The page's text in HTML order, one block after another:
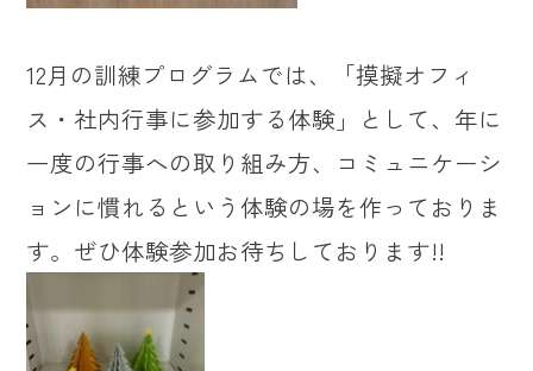
12月の訓練プログラムでは、「摸擬オフィ
ス・社内行事に参加する体験」として、年に
一度の行事への取り組み方、コミュニケーシ
ョンに慣れるという体験の場を作っておりま
す。ぜひ体験参加お待ちしております!!